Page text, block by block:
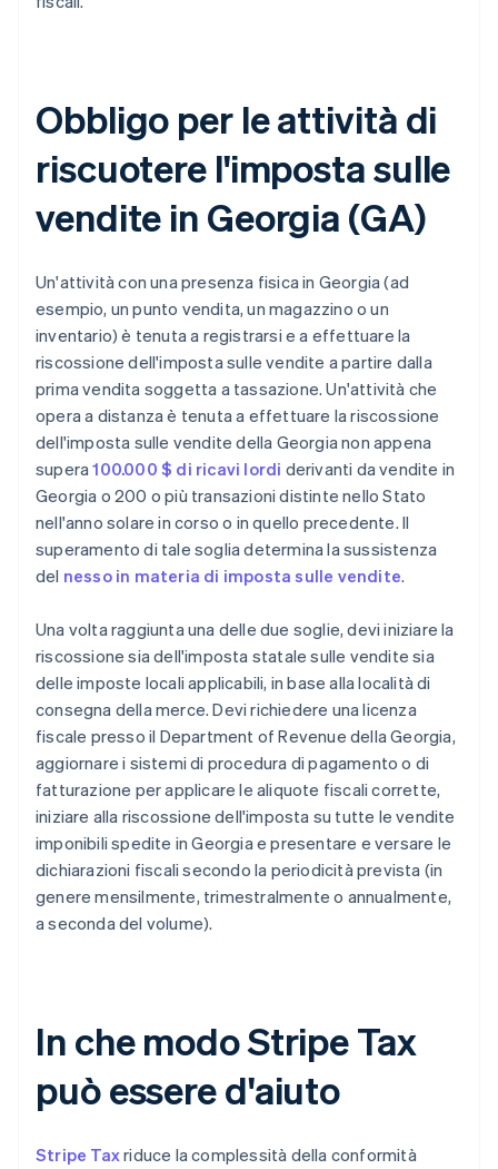
Obbligo per le attività di
riscuotere l'imposta sulle
vendite in Georgia (GA)
Un'attività con una presenza fisica in Georgia (ad
esempio, un punto vendita, un magazzino o un
inventario) è tenuta a registrarsi e a effettuare la
riscossione dell'imposta sulle vendite a partire dalla
prima vendita soggetta a tassazione. Un'attività che
opera a distanza è tenuta a effettuare la riscossione
dell'imposta sulle vendite della Georgia non appena
supera100.000 $ di ricavi lordi derivanti da vendite in
Georgia o 200 o più transazioni distinte nello Stato
nell'anno solare in corso o in quello precedente. Il
superamento di tale soglia determina la sussistenza
del nesso in materia di imposta sulle vendite.
Una volta raggiunta una delle due soglie, devi iniziare la
riscossione sia dell'imposta statale sulle vendite sia
delle imposte locali applicabili, in base alla località di
consegna della merce. Devi richiedere una licenza
fiscale presso il Department of Revenue della Georgia,
aggiornare i sistemi di procedura di pagamento o di
fatturazione per applicare le aliquote fiscali corrette,
iniziare alla riscossione dell'imposta su tutte le vendite
imponibili spedite in Georgia e presentare e versare le
dichiarazioni fiscali secondo la periodicità prevista (in
genere mensilmente, trimestralmente o annualmente,
a seconda del volume).
In che modo Stripe Tax
può essere d'aiuto
Stripe Taxriduce la complessità della conformità